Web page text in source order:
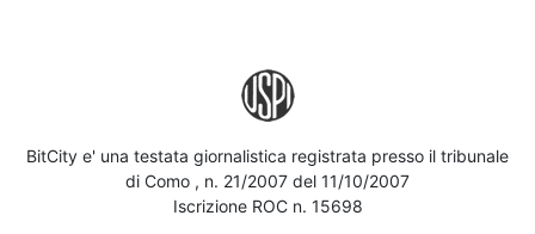
BitCity e' una testata giornalistica registrata presso il tribunale
di Como , n. 21/2007 del 11/10/2007
Iscrizione ROC n. 15698